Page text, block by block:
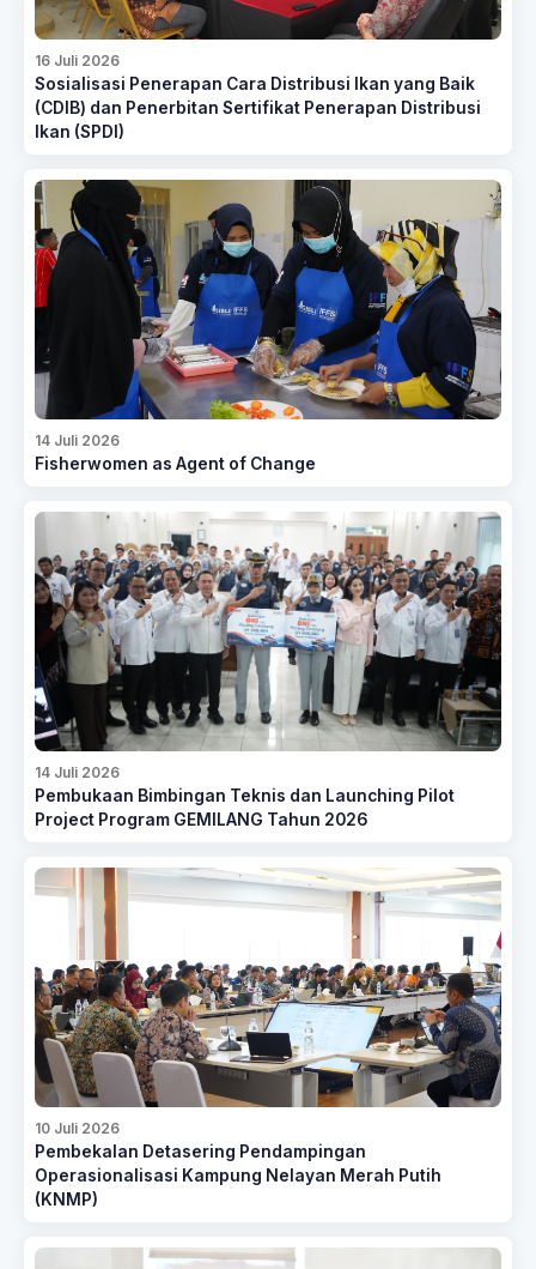
16 Juli 2026
Sosialisasi Penerapan Cara Distribusi Ikan yang Baik
(CDIB) dan Penerbitan Sertifikat Penerapan Distribusi
Ikan (SPDI)
14 Juli 2026
Fisherwomen as Agent of Change
14 Juli 2026
Pembukaan Bimbingan Teknis dan Launching Pilot
Project Program GEMILANG Tahun 2026
10 Juli 2026
Pembekalan Detasering Pendampingan
Operasionalisasi Kampung Nelayan Merah Putih
(KNMP)